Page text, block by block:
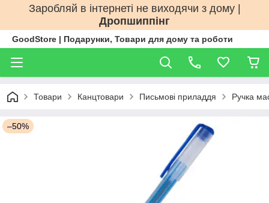
Заробляй в інтернеті не виходячи з дому |
Дропшиппінг
GoodStore | Подарунки, Товари для дому та роботи
Товари Канцтовари Письмові приладдя Ручка
–50%